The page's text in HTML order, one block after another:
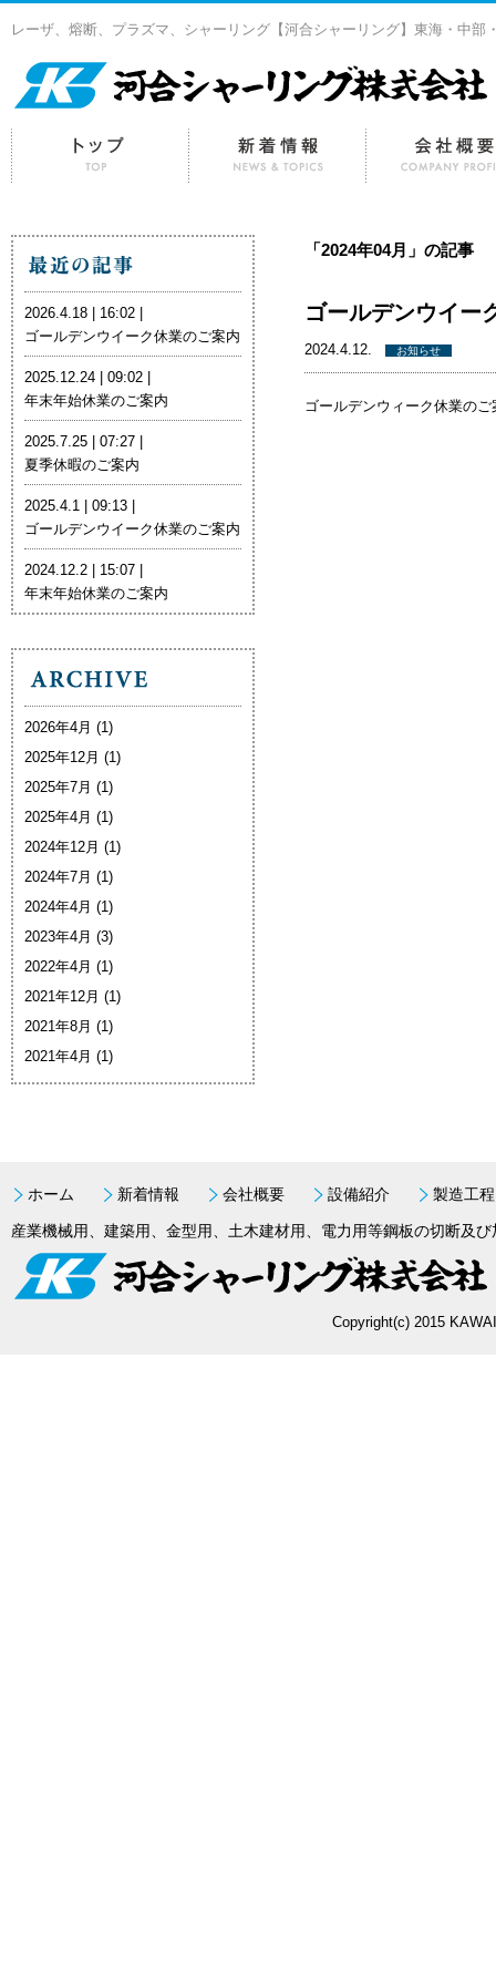
レーザ、熔断、プラズマ、シャーリング【河合シャーリング】東海・中部
「2024年04月」の記事
ゴールデンウイー
2024.4.12. お知らせ
ゴールデンウィーク休業のご
2026.4.18 | 16:02 |
ゴールデンウイーク休業のご案内
2025.12.24 | 09:02 |
年末年始休業のご案内
2025.7.25 | 07:27 |
夏季休暇のご案内
2025.4.1 | 09:13 |
ゴールデンウイーク休業のご案内
2024.12.2 | 15:07 |
年末年始休業のご案内
2026年4月 (1)
2025年12月 (1)
2025年7月 (1)
2025年4月 (1)
2024年12月 (1)
2024年7月 (1)
2024年4月 (1)
2023年4月 (3)
2022年4月 (1)
2021年12月 (1)
2021年8月 (1)
2021年4月 (1)
ホーム 新着情報 会社概要 設備紹介 製造工程
産業機械用、建築用、金型用、土木建材用、電力用等鋼板の切断及
Copyright(c) 2015